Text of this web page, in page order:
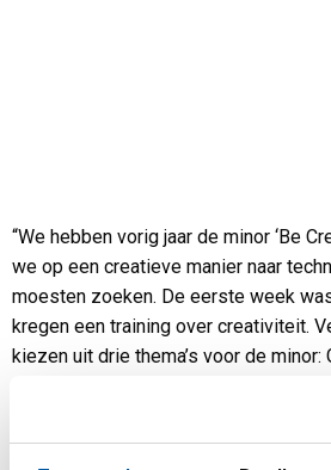
“We hebben vorig jaar de minor ‘Be
we op een creatieve manier naar
moesten zoeken. De eerste week
kregen een training over creativiteit.
kiezen uit drie thema’s voor de minor:
Hogeschool in Eindhoven. Voor zijn